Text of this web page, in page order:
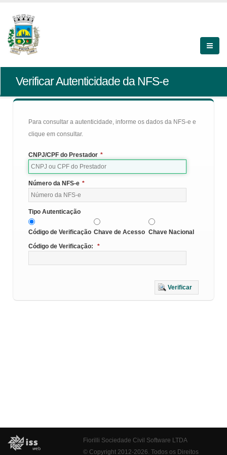
Verificar Autenticidade da NFS-e
Para consultar a autenticidade, informe os dados da NFS-e e
clique em consultar.
CNPJ/CPF do Prestador *
Número da NFS-e *
Tipo Autenticação
Código de Verificação Chave de Acesso Chave Nacional
Código de Verificação:
*
Verificar
Fiorilli Sociedade Civil Software LTDA
© Copyright 2012-2026. Todos os Direitos